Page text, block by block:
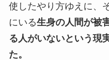
使したやり方ゆえに、
にいる生身の人間が被
る人がいないという現
た。